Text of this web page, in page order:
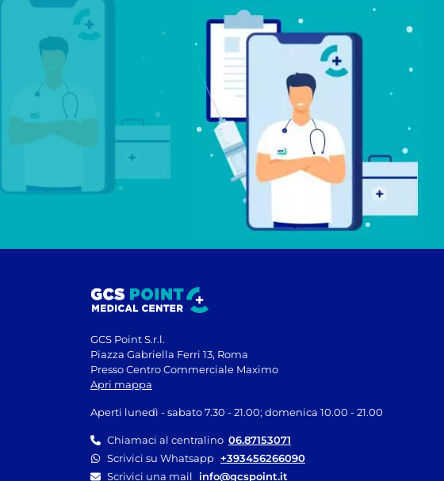
GCS Point S.r.l.
Piazza Gabriella Ferri 13, Roma
Presso Centro Commerciale Maximo
Apri mappa
Aperti lunedì - sabato 7.30 - 21.00; domenica 10.00 - 21.00
Chiamaci al centralino 06.87153071
Scrivici su Whatsapp +393456266090
Scrivici una mail
info@gcspoint.it